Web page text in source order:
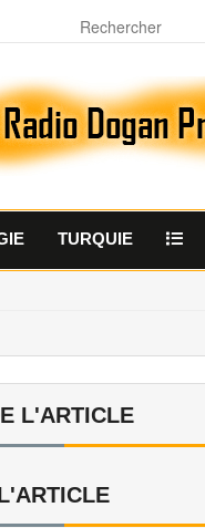
TURQUIE
L'ARTICLE